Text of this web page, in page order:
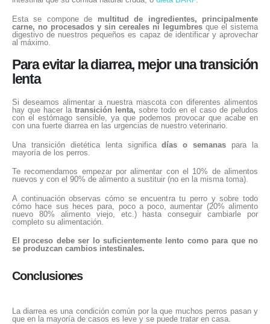
Esta se compone de multitud de ingredientes, principalmente
carne, no procesados y sin cereales ni legumbresque el sistema
digestivo de nuestros pequeños es capaz de identificar y aprovechar
al máximo.
Para evitar la diarrea, mejor una transición
lenta
Si deseamos alimentar a nuestra mascota con diferentes alimentos
hay que hacer la transición lenta, sobre todo en el caso de peludos
con el estómago sensible, ya que podemos provocar que acabe en
con una fuerte diarrea en las urgencias de nuestro veterinario.
Una transición dietética lenta significadías o semanas para la
mayoría de los perros.
Te recomendamos empezar por alimentar con el 10% de alimentos
nuevos y con el 90% de alimento a sustituir (no en la misma toma).
A continuación observas cómo se encuentra tu perro y sobre todo
cómo hace sus heces para, poco a poco, aumentar (20% alimento
nuevo 80% alimento viejo, etc.) hasta conseguir cambiarle por
completo su alimentación.
El proceso debe ser lo suficientemente lento como para que no
se produzcan cambios intestinales.
Conclusiones
La diarrea es una condición común por la que muchos perros pasan y
que en la mayoría de casos es leve y se puede tratar en casa.